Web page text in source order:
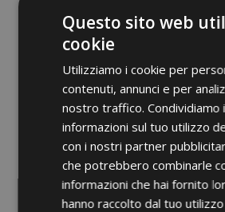
EN 62275:2015-02
Klasyfikacja typ 1 (EN), typ 21 (UL)
EC000046
11FA08A
Questo sito web
cookie
Utilizziamo i cookie per
contenuti, annunci e per
nostro traffico. Condividiamo
informazioni sul tuo utilizzo
con i nostri partner
che potrebbero combinarle
informazioni che hai fornito
hanno raccolto dal tuo